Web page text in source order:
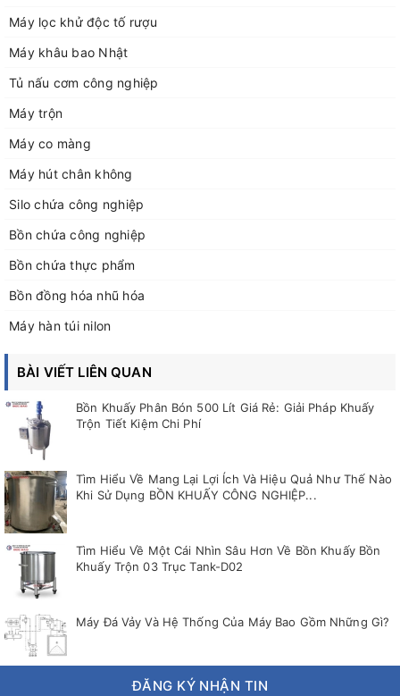
Máy lọc khử độc tố rượu
Máy khâu bao Nhật
Tủ nấu cơm công nghiệp
Máy trộn
Máy co màng
Máy hút chân không
Silo chứa công nghiệp
Bồn chứa công nghiệp
Bồn chứa thực phẩm
Bồn đồng hóa nhũ hóa
Máy hàn túi nilon
BÀI VIẾT LIÊN QUAN
Bồn Khuấy Phân Bón 500 Lít Giá Rẻ: Giải Pháp Khuấy
Trộn Tiết Kiệm Chi Phí
Tìm Hiểu Về Mang Lại Lợi Ích Và Hiệu Quả Như Thế Nào
Khi Sử Dụng BỒN KHUẤY CÔNG NGHIỆP...
Tìm Hiểu Về Một Cái Nhìn Sâu Hơn Về Bồn Khuấy Bồn
Khuấy Trộn 03 Trục Tank-D02
Máy Đá Vảy Và Hệ Thống Của Máy Bao Gồm Những Gì?
ĐĂNG KÝ NHẬN TIN